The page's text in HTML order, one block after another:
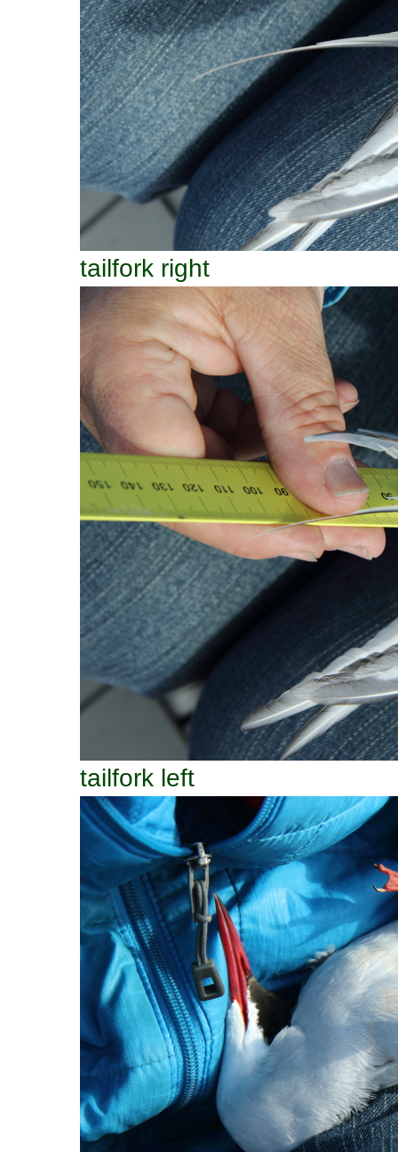
tailfork right
tailfork left